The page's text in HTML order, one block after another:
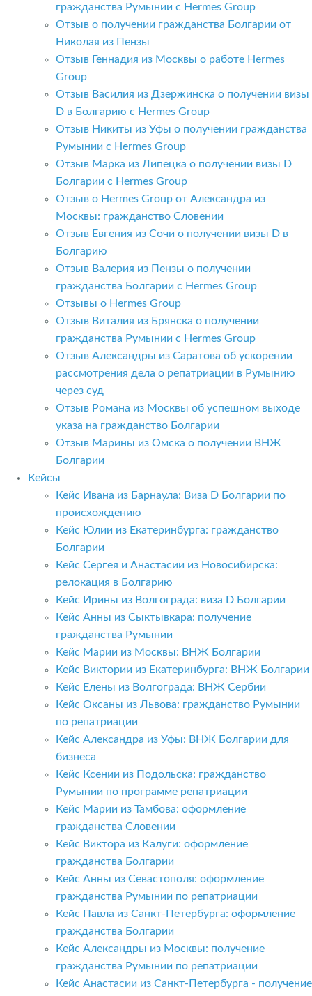
гражданства Румынии с Hermes Group
Отзыв о получении гражданства Болгарии от
Николая из Пензы
Отзыв Геннадия из Москвы о работе Hermes
Group
Отзыв Василия из Дзержинска о получении визы
D в Болгарию с Hermes Group
Отзыв Никиты из Уфы о получении гражданства
Румынии с Hermes Group
Отзыв Марка из Липецка о получении визы D
Болгарии с Hermes Group
Отзыв о Hermes Group от Александра из
Москвы: гражданство Словении
Отзыв Евгения из Сочи о получении визы D в
Болгарию
Отзыв Валерия из Пензы о получении
гражданства Болгарии с Hermes Group
Отзывы о Hermes Group
Отзыв Виталия из Брянска о получении
гражданства Румынии с Hermes Group
Отзыв Александры из Саратова об ускорении
рассмотрения дела о репатриации в Румынию
через суд
Отзыв Романа из Москвы об успешном выходе
указа на гражданство Болгарии
Отзыв Марины из Омска о получении ВНЖ
Болгарии
Кейсы
Кейс Ивана из Барнаула: Виза D Болгарии по
происхождению
Кейс Юлии из Екатеринбурга: гражданство
Болгарии
Кейс Сергея и Анастасии из Новосибирска:
релокация в Болгарию
Кейс Ирины из Волгограда: виза D Болгарии
Кейс Анны из Сыктывкара: получение
гражданства Румынии
Кейс Марии из Москвы: ВНЖ Болгарии
Кейс Виктории из Екатеринбурга: ВНЖ Болгарии
Кейс Елены из Волгограда: ВНЖ Сербии
Кейс Оксаны из Львова: гражданство Румынии
по репатриации
Кейс Александра из Уфы: ВНЖ Болгарии для
бизнеса
Кейс Ксении из Подольска: гражданство
Румынии по программе репатриации
Кейс Марии из Тамбова: оформление
гражданства Словении
Кейс Виктора из Калуги: оформление
гражданства Болгарии
Кейс Анны из Севастополя: оформление
гражданства Румынии по репатриации
Кейс Павла из Санкт-Петербурга: оформление
гражданства Болгарии
Кейс Александры из Москвы: получение
гражданства Румынии по репатриации
Кейс Анастасии из Санкт-Петербурга - получение